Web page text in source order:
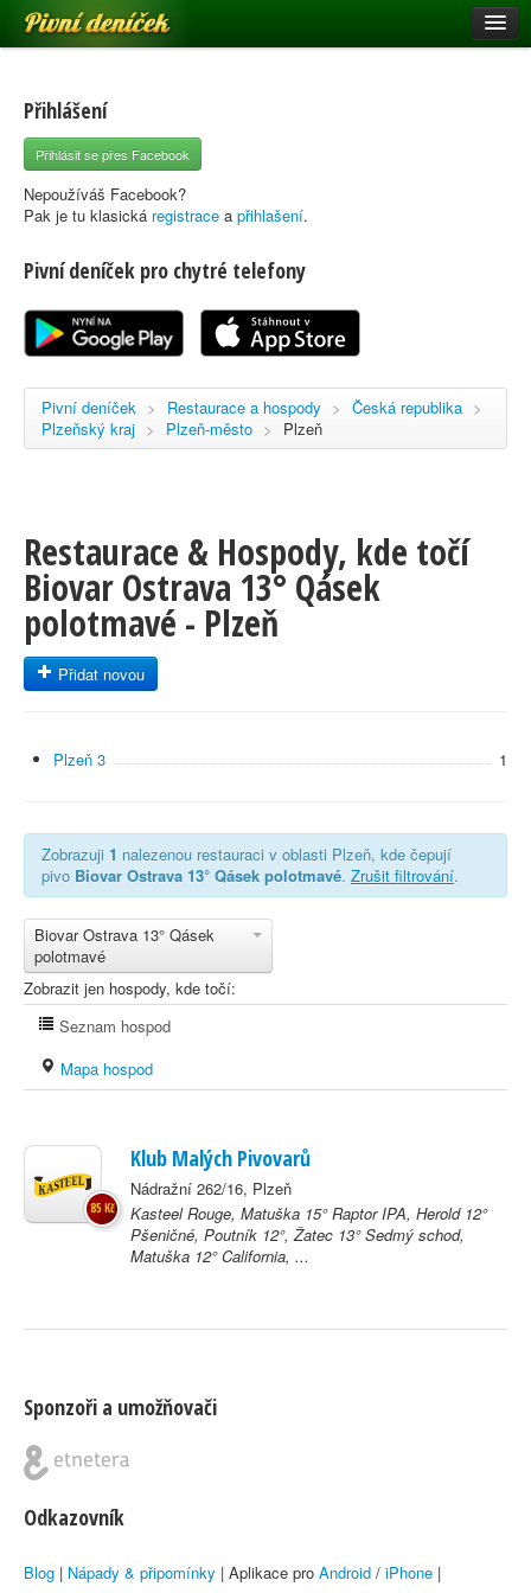
Pivní deníček
Pivní mapa
Pivní značky
Nápověda
Registrace
Přihlášení
Přihlásit se přes Facebook
Nepoužíváš Facebook?
Pak je tu klasická registrace a přihlašení.
Pivní deníček pro chytré telefony
Pivní deníček > Restaurace a hospody > Česká republika >
Plzeňský kraj > Plzeň-město > Plzeň
Restaurace & Hospody, kde točí
Biovar Ostrava 13° Qásek
polotmavé - Plzeň
Přidat novou
Plzeň 3 1
Zobrazuji 1 nalezenou restauraci v oblasti Plzeň, kde čepují
pivo Biovar Ostrava 13° Qásek polotmavé. Zrušit filtrování.
Biovar Ostrava 13° Qásek
polotmavé
Zobrazit jen hospody, kde točí:
Seznam hospod
Mapa hospod
Klub Malých Pivovarů
Nádražní 262/16, Plzeň
Kasteel Rouge, Matuška 15° Raptor IPA, Herold 12°
Pšeničné, Poutník 12°, Žatec 13° Sedmý schod,
Matuška 12° California, ...
85 Kč
Sponzoři a umožňovači
Odkazovník
Blog | Nápady & připomínky | Aplikace pro Android / iPhone |